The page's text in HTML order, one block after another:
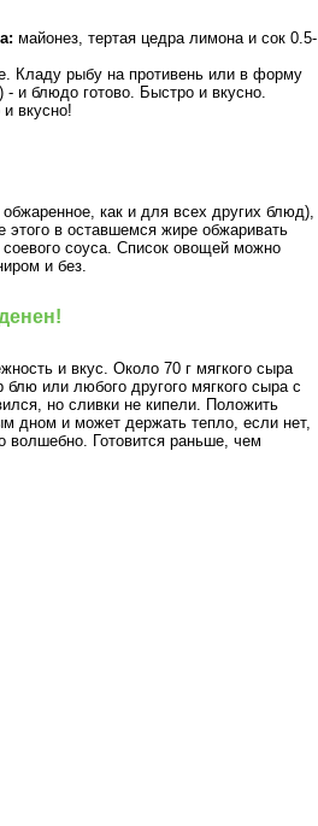
майонез, тертая цедра лимона и сок 0.5-
Кладу рыбу на противень или в форму
- и блюдо готово. Быстро и вкусно.
вкусно!
как и для всех других блюд),
этого в оставшемся жире обжаривать
соуса. Список овощей можно
и без.
и вкус. Около 70 г мягкого сыра
или любого другого мягкого сыра с
но сливки не кипели. Положить
дном и может держать тепло, если нет,
волшебно. Готовится раньше, чем